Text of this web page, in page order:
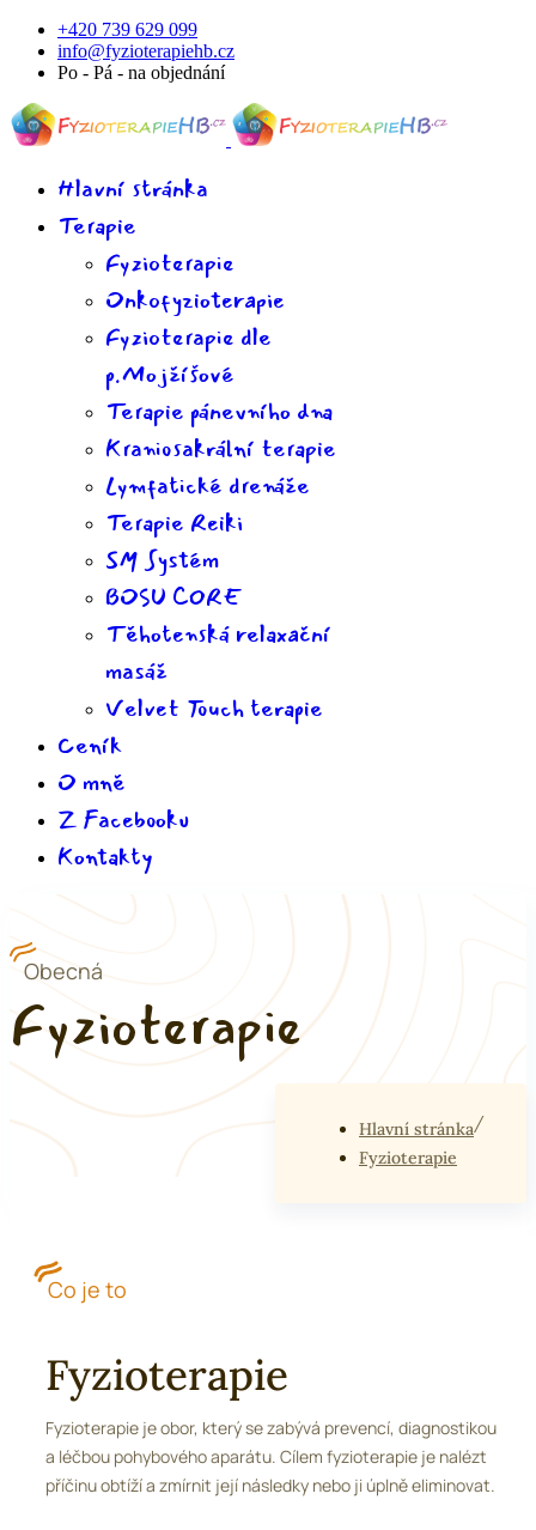
+420 739 629 099
info@fyzioterapiehb.cz
Po - Pá - na objednání
Hlavní stránka
Terapie
Fyzioterapie
Onkofyzioterapie
Fyzioterapie dle
p.Mojžíšové
Terapie pánevního dna
Kraniosakrální terapie
Lymfatické drenáže
Terapie Reiki
SM Systém
BOSU CORE
Těhotenská relaxační
masáž
Velvet Touch terapie
Ceník
O mně
Z Facebooku
Kontakty
Obecná
Fyzioterapie
Hlavní stránka
Fyzioterapie
Co je to
Fyzioterapie
Fyzioterapie je obor, který se zabývá prevencí, diagnostikou
a léčbou pohybového aparátu. Cílem fyzioterapie je nalézt
příčinu obtíží a zmírnit její následky nebo ji úplně eliminovat.